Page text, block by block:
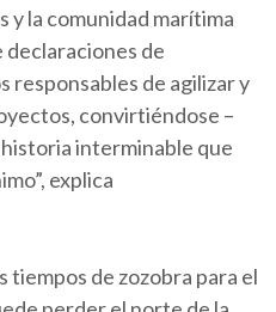
y la comunidad marítima
declaraciones de
responsables de agilizar y
convirtiéndose –
interminable que
explica
tiempos de zozobra para el